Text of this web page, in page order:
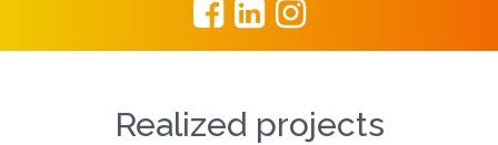
Realized projects